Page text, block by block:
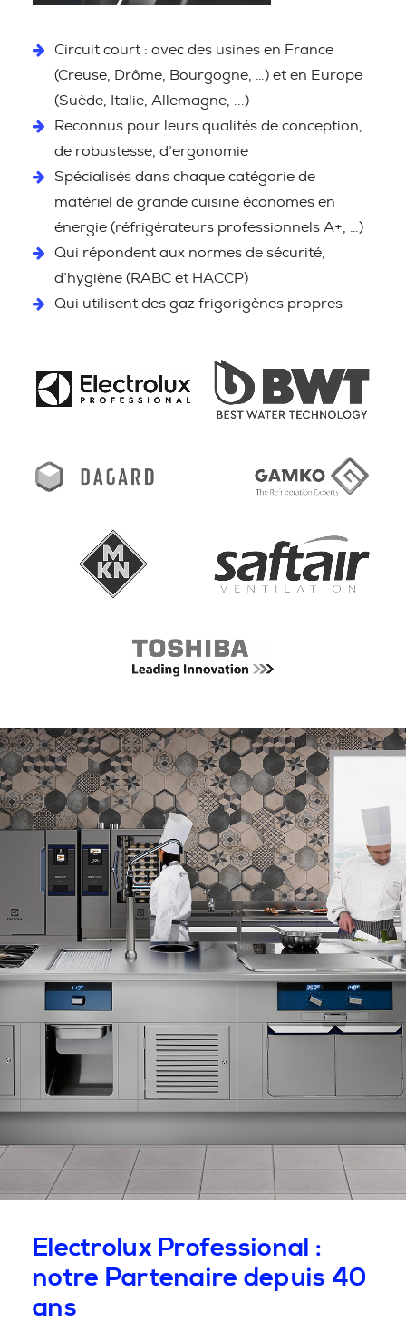
Circuit court : avec des usines en France
(Creuse, Drôme, Bourgogne, …) et en Europe
(Suède, Italie, Allemagne, ...)
Reconnus pour leurs qualités de conception,
de robustesse, d’ergonomie
Spécialisés dans chaque catégorie de
matériel de grande cuisine économes en
énergie (réfrigérateurs professionnels A+, …)
Qui répondent aux normes de sécurité,
d’hygiène (RABC et HACCP)
Qui utilisent des gaz frigorigènes propres
Electrolux Professional :
notre Partenaire depuis 40
ans